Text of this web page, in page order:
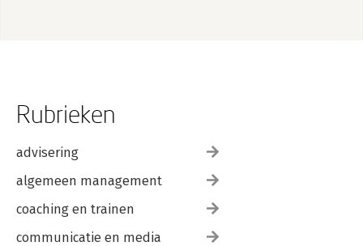
Rubrieken
advisering
algemeen management
coaching en trainen
communicatie en media